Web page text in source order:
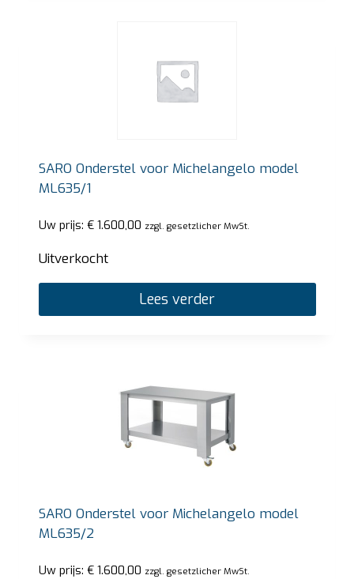
SARO Onderstel voor Michelangelo model
ML635/1
Uw prijs: €1.600,00 zzgl. gesetzlicher MwSt.
Uitverkocht
Lees verder
SARO Onderstel voor Michelangelo model
ML635/2
Uw prijs: €1.600,00 zzgl. gesetzlicher MwSt.